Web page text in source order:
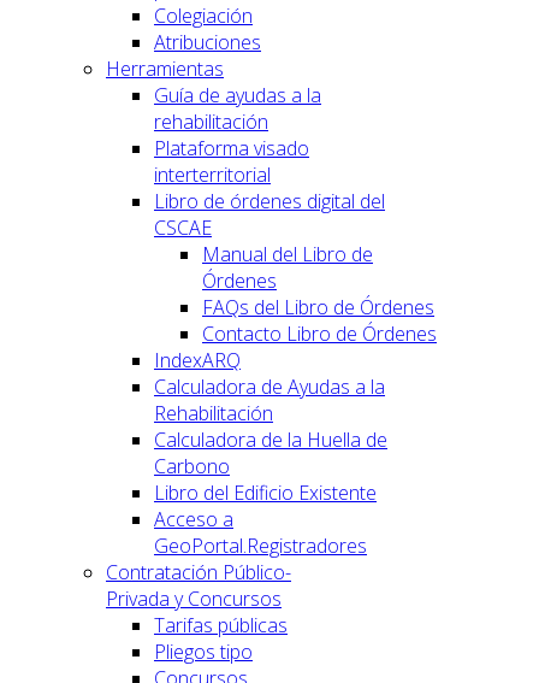
Colegiación
Atribuciones
Herramientas
Guía de ayudas a la
rehabilitación
Plataforma visado
interterritorial
Libro de órdenes digital del
CSCAE
Manual del Libro de
Órdenes
FAQs del Libro de Órdenes
Contacto Libro de Órdenes
IndexARQ
Calculadora de Ayudas a la
Rehabilitación
Calculadora de la Huella de
Carbono
Libro del Edificio Existente
Acceso a
GeoPortal.Registradores
Contratación Público-
Privada y Concursos
Tarifas públicas
Pliegos tipo